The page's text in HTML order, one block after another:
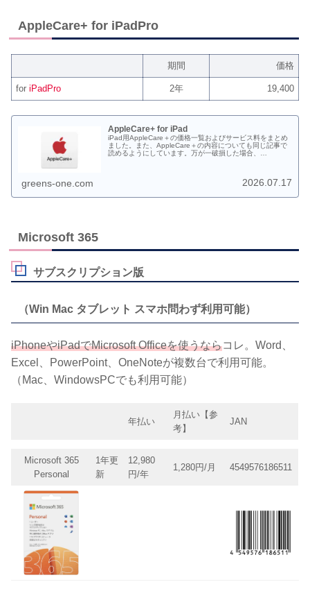
AppleCare+ for iPadPro
期間 価格
for iPadPro 2年 19,400
AppleCare+ for iPad
iPad用AppleCare＋の価格一覧およびサービス料をまとめ
ました。また、AppleCare＋の内容についても同じ記事で
読めるようにしています。万が一破損した場合、
greens-one.com 2026.07.17
Microsoft 365
サブスクリプション版
（Win Mac タブレット スマホ問わず利用可能）
iPhoneやiPadでMicrosoft Officeを使うならコレ。Word、
Excel、PowerPoint、OneNoteが複数台で利用可能。
（Mac、WindowsPCでも利用可能）
年払い
月払い【参
考】
JAN
Microsoft 365
Personal
1年更
新
12,980
円/年
1,280円/月 4549576186511